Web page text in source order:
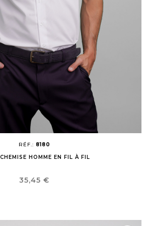
RÉF.: 8180
HOMME EN FIL À FIL
Prix
35,45 €